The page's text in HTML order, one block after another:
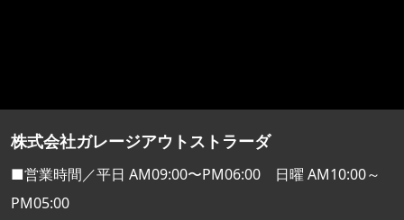
株式会社ガレージアウトストラーダ
■営業時間／平日 AM09:00〜PM06:00 日曜 AM10:00～
PM05:00